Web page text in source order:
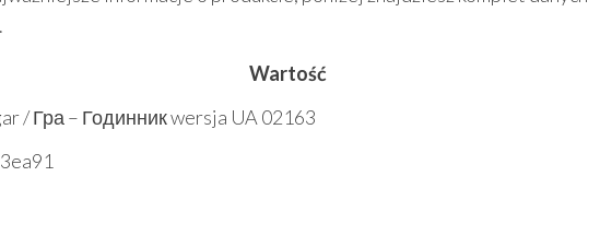
Wartość
/ Гра – Годинник wersja UA 02163